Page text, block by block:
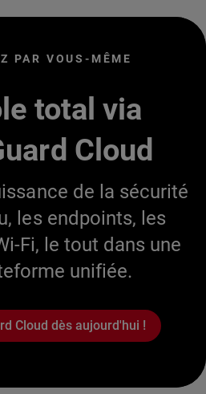
PAR VOUS-MÊME
total via
Cloud
de la sécurité
les endpoints, les
Fi, le tout dans une
unifiée.
Cloud dès aujourd'hui !